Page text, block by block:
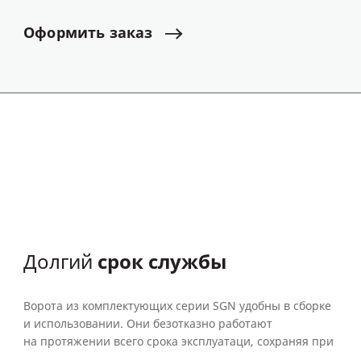
Оформить заказ
Долгий срок службы
Ворота из комплектующих серии SGN удобны в сборке
и использовании. Они безотказно работают
на протяжении всего срока эксплуатаци, сохраняя при